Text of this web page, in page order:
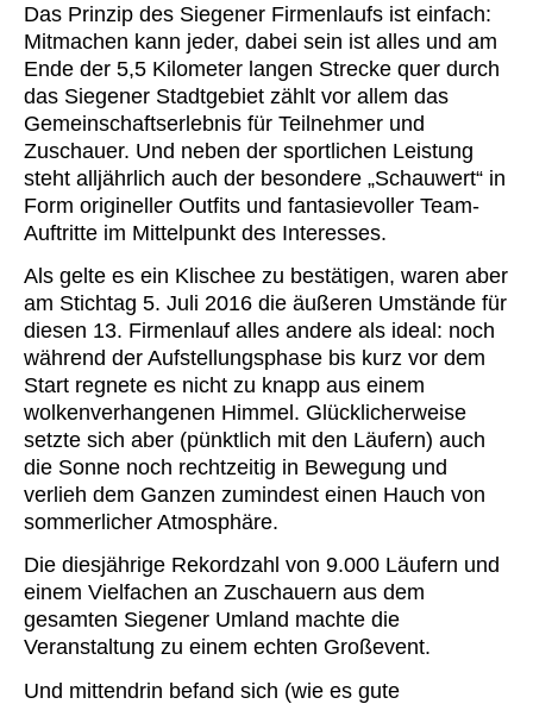
Das Prinzip des Siegener Firmenlaufs ist einfach:
Mitmachen kann jeder, dabei sein ist alles und am
Ende der 5,5 Kilometer langen Strecke quer durch
das Siegener Stadtgebiet zählt vor allem das
Gemeinschaftserlebnis für Teilnehmer und
Zuschauer. Und neben der sportlichen Leistung
steht alljährlich auch der besondere „Schauwert“ in
Form origineller Outfits und fantasievoller Team-
Auftritte im Mittelpunkt des Interesses.
Als gelte es ein Klischee zu bestätigen, waren aber
am Stichtag 5. Juli 2016 die äußeren Umstände für
diesen 13. Firmenlauf alles andere als ideal: noch
während der Aufstellungsphase bis kurz vor dem
Start regnete es nicht zu knapp aus einem
wolkenverhangenen Himmel. Glücklicherweise
setzte sich aber (pünktlich mit den Läufern) auch
die Sonne noch rechtzeitig in Bewegung und
verlieh dem Ganzen zumindest einen Hauch von
sommerlicher Atmosphäre.
Die diesjährige Rekordzahl von 9.000 Läufern und
einem Vielfachen an Zuschauern aus dem
gesamten Siegener Umland machte die
Veranstaltung zu einem echten Großevent.
Und mittendrin befand sich (wie es gute